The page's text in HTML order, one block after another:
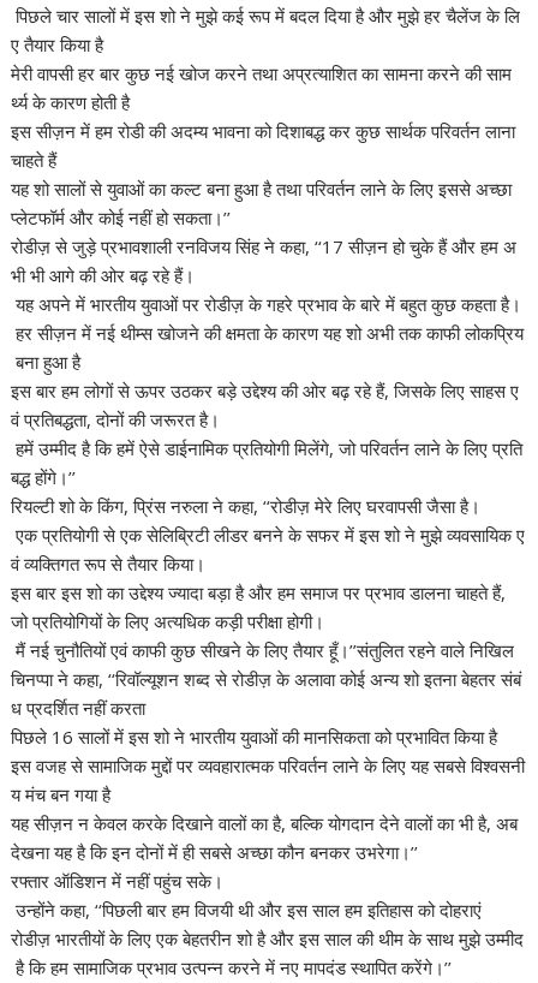
पिछले चार सालों में इस शो ने मुझे कई रूप में बदल दिया है और मुझे हर चैलेंज के लि
ए तैयार किया है
मेरी वापसी हर बार कुछ नई खोज करने तथा अप्रत्याशित का सामना करने की साम
र्थ्य के कारण होती है
इस सीज़न में हम रोडी की अदम्य भावना को दिशाबद्ध कर कुछ सार्थक परिवर्तन लाना
चाहते हैं
यह शो सालों से युवाओं का कल्ट बना हुआ है तथा परिवर्तन लाने के लिए इससे अच्छा
प्लेटफॉर्म और कोई नहीं हो सकता।’’
रोडीज़ से जुड़े प्रभावशाली रनविजय सिंह ने कहा, ‘‘17 सीज़न हो चुके हैं और हम अ
भी भी आगे की ओर बढ़ रहे हैं।
यह अपने में भारतीय युवाओं पर रोडीज़ के गहरे प्रभाव के बारे में बहुत कुछ कहता है।
हर सीज़न में नई थीम्स खोजने की क्षमता के कारण यह शो अभी तक काफी लोकप्रिय
बना हुआ है
इस बार हम लोगों से ऊपर उठकर बड़े उद्देश्य की ओर बढ़ रहे हैं, जिसके लिए साहस ए
वं प्रतिबद्धता, दोनों की जरूरत है।
हमें उम्मीद है कि हमें ऐसे डाईनामिक प्रतियोगी मिलेंगे, जो परिवर्तन लाने के लिए प्रति
बद्ध होंगे।’’
रियल्टी शो के किंग, प्रिंस नरुला ने कहा, ‘‘रोडीज़ मेरे लिए घरवापसी जैसा है।
एक प्रतियोगी से एक सेलिब्रिटी लीडर बनने के सफर में इस शो ने मुझे व्यवसायिक ए
वं व्यक्तिगत रूप से तैयार किया।
इस बार इस शो का उद्देश्य ज्यादा बड़ा है और हम समाज पर प्रभाव डालना चाहते हैं,
जो प्रतियोगियों के लिए अत्यधिक कड़ी परीक्षा होगी।
मैं नई चुनौतियों एवं काफी कुछ सीखने के लिए तैयार हूँ।’’संतुलित रहने वाले निखिल
चिनप्पा ने कहा, ‘‘रिवॉल्यूशन शब्द से रोडीज़ के अलावा कोई अन्य शो इतना बेहतर संबं
ध प्रदर्शित नहीं करता
पिछले 16 सालों में इस शो ने भारतीय युवाओं की मानसिकता को प्रभावित किया है
इस वजह से सामाजिक मुद्दों पर व्यवहारात्मक परिवर्तन लाने के लिए यह सबसे विश्वसनी
य मंच बन गया है
यह सीज़न न केवल करके दिखाने वालों का है, बल्कि योगदान देने वालों का भी है, अब
देखना यह है कि इन दोनों में ही सबसे अच्छा कौन बनकर उभरेगा।’’
रफ्तार ऑडिशन में नहीं पहुंच सके।
उन्होंने कहा, ‘‘पिछली बार हम विजयी थी और इस साल हम इतिहास को दोहराएं
रोडीज़ भारतीयों के लिए एक बेहतरीन शो है और इस साल की थीम के साथ मुझे उम्मीद
है कि हम सामाजिक प्रभाव उत्पन्न करने में नए मापदंड स्थापित करेंगे।’’